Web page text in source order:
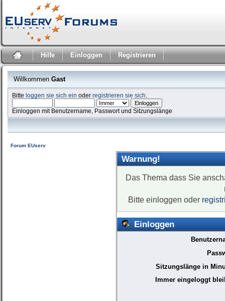
Hilfe Einloggen Registrieren
Willkommen Gast
Bitteloggen sie sich ein oderregistrieren sie sich
Einloggen mit Benutzername, Passwort und Sitzungslänge
Forum EUserv
Warnung!
Das Thema dass Sie
Bitte einloggen oder
Einloggen
Sitzungslänge in
Immer eingeloggt